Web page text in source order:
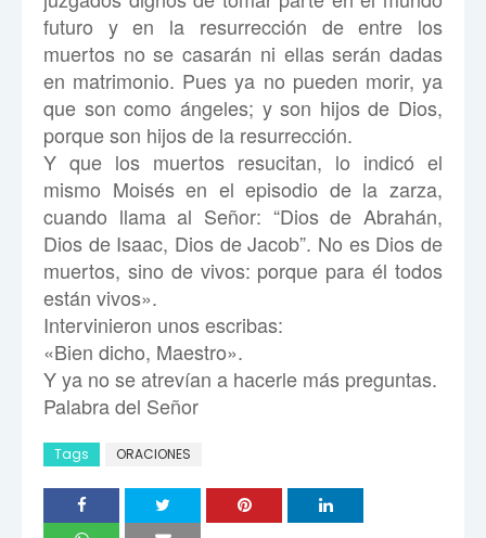
futuro y en la resurrección de entre los
muertos no se casarán ni ellas serán dadas
en matrimonio. Pues ya no pueden morir, ya
que son como ángeles; y son hijos de Dios,
porque son hijos de la resurrección.
Y que los muertos resucitan, lo indicó el
mismo Moisés en el episodio de la zarza,
cuando llama al Señor: “Dios de Abrahán,
Dios de Isaac, Dios de Jacob”. No es Dios de
muertos, sino de vivos: porque para él todos
están vivos».
Intervinieron unos escribas:
«Bien dicho, Maestro».
Y ya no se atrevían a hacerle más preguntas.
Palabra del Señor
Tags ORACIONES